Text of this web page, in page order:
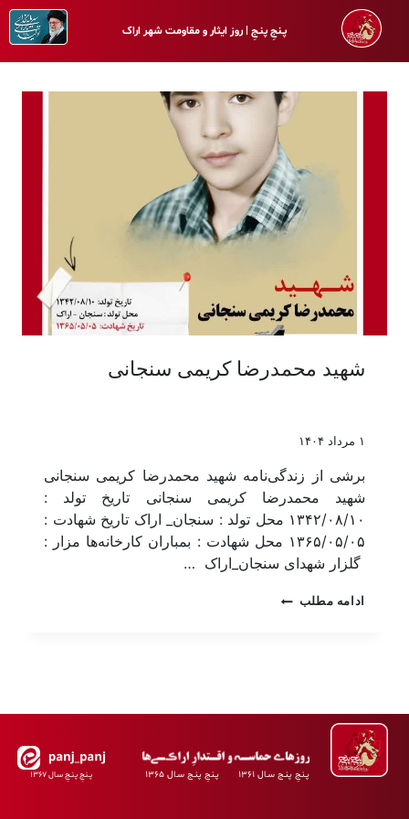
پـنجِ پنـجِ | روز ایثار و مقاومت شهر اراک
شهید محمد‌رضا کریمی سنجانی
۱ مرداد ۱۴۰۴
برشی از زندگی‌نامه شهید محمد‌رضا کریمی سنجانی
شهید محمد‌رضا کریمی سنجانی تاریخ تولد :
۱۳۴۲/۰۸/۱۰ محل تولد : سنجان_ اراک تاریخ شهادت :
۱۳۶۵/۰۵/۰۵ محل شهادت : بمباران کارخانه‌ها مزار :
گلزار شهدای سنجان_اراک …
ادامه مطلب
پـنجِ پنـج سـال ۱۳۶۱ پـنجِ پنـج سـال ۱۳۶۵ پـنجِ پنـجِ سـال ۱۳۶۷